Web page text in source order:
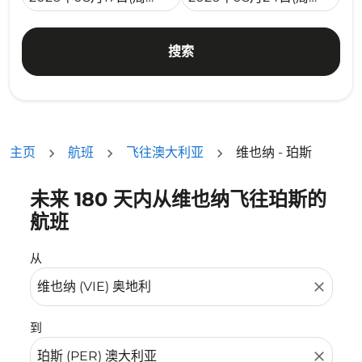
搜索
主页 航班 飞往澳大利亚 维也纳 - 珀斯
未来 180 天内从维也纳飞往珀斯的
航班
从
close
到
close
没有符合您的筛选条件的机票。请调整您的筛选条件。